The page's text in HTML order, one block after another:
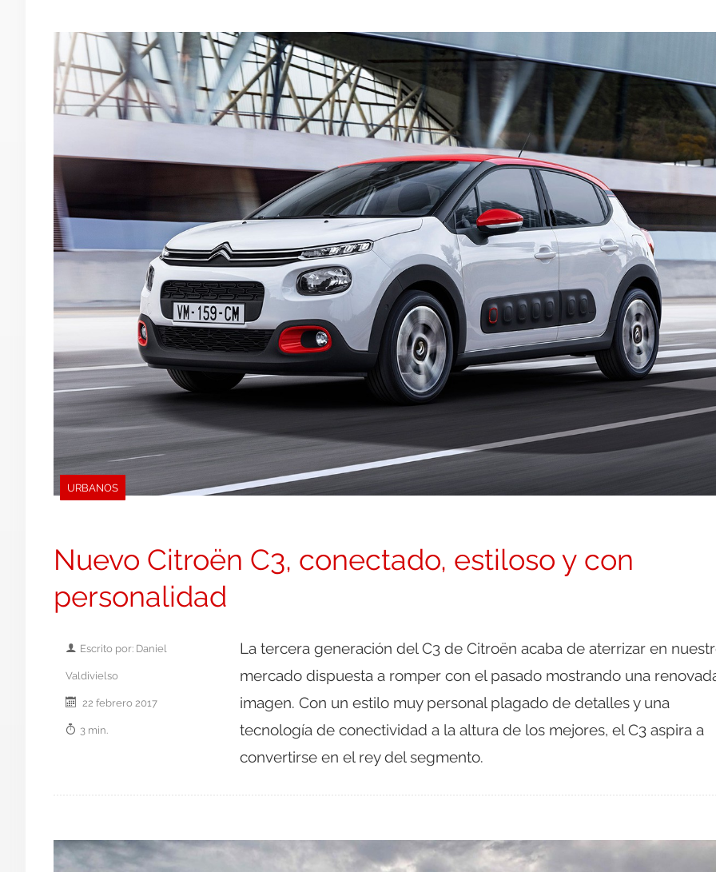
URBANOS
Nuevo Citroën C3, conectado, estiloso y con
personalidad
Escrito por: Daniel
Valdivielso
22 febrero 2017
3 min.
La tercera generación del C3 de Citroën acaba de aterrizar en
mercado dispuesta a romper con el pasado mostrando una
imagen. Con un estilo muy personal plagado de detalles y una
tecnología de conectividad a la altura de los mejores, el C3 aspira a
convertirse en el rey del segmento.